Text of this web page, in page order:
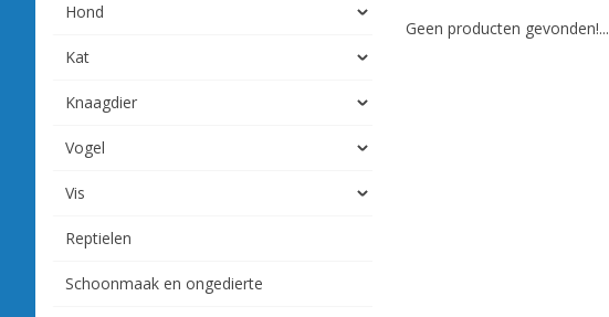
Hond
Kat
Knaagdier
Vogel
Vis
Reptielen
Schoonmaak en ongedierte
Geen producten gevonden!...